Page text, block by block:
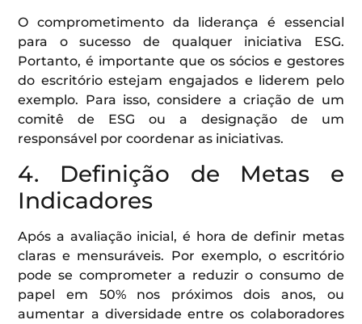
O comprometimento da liderança é essencial
para o sucesso de qualquer iniciativa ESG.
Portanto, é importante que os sócios e gestores
do escritório estejam engajados e liderem pelo
exemplo. Para isso, considere a criação de um
comitê de ESG ou a designação de um
responsável por coordenar as iniciativas.
4. Definição de Metas e
Indicadores
Após a avaliação inicial, é hora de definir metas
claras e mensuráveis. Por exemplo, o escritório
pode se comprometer a reduzir o consumo de
papel em 50% nos próximos dois anos, ou
aumentar a diversidade entre os colaboradores